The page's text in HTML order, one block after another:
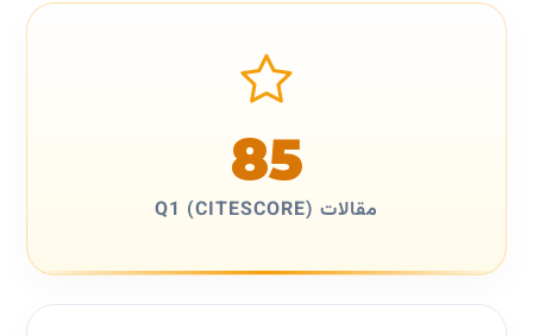
85
مقالات Q1 (CITESCORE)